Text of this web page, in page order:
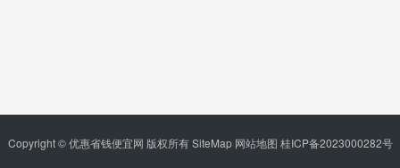
Copyright © 优惠省钱便宜网 版权所有SiteMap 网站地图 桂ICP备2023000282号